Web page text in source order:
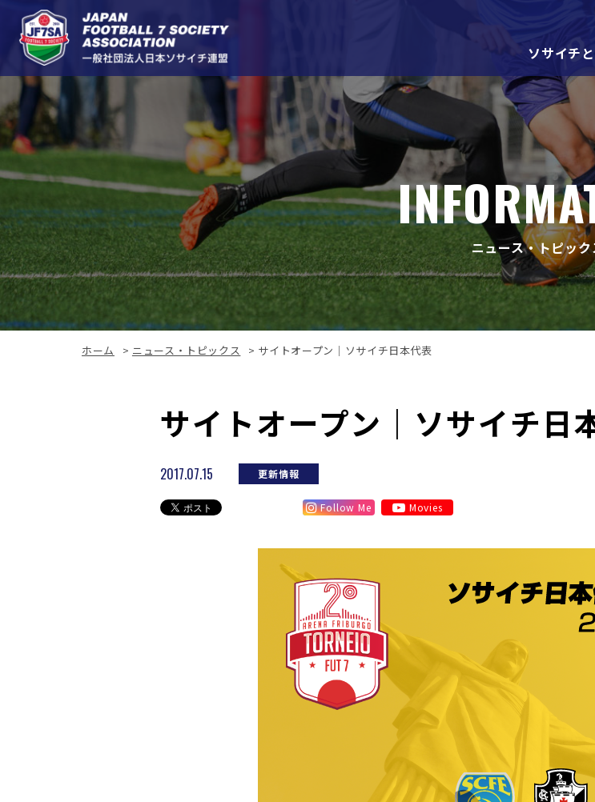
ソサイチ
ニュース・トピック
ホーム > ニュース・トピックス > サイトオープン｜ソサイチ日本代表
サイトオープン｜ソサイチ日
2017.07.15 更新情報
Follow Me Movies